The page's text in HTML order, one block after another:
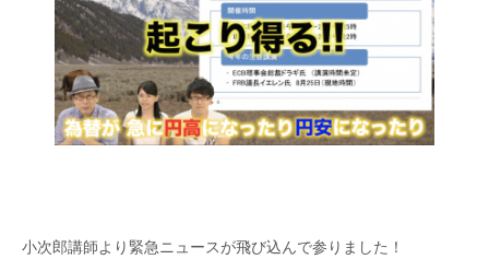
小次郎講師より緊急ニュースが飛び込んで参りました！